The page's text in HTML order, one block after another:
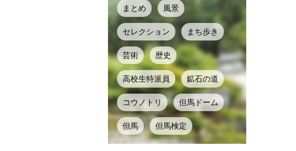
まとめ 風景
セレクション まち歩き
芸術 歴史
高校生特派員 鉱石の道
コウノトリ 但馬ドーム
但馬 但馬検定